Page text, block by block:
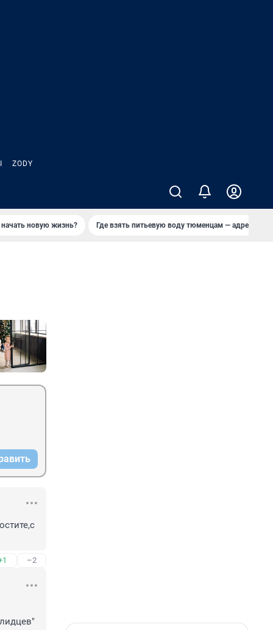
ZODY
начать новую жизнь? Где взять питьевую воду тюменцам — адреса
–2